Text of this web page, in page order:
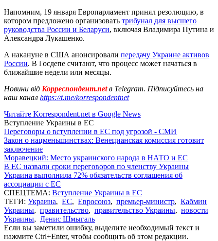
Напомним, 19 января Европарламент принял резолюцию, в
котором предложено организовать трибунал для высшего
руководства России и Беларуси, включая Владимира Путина и
Александра Лукашенко.
А накануне в США анонсировали передачу Украине активов
России. В Госдепе считают, что процесс может начаться в
ближайшие недели или месяцы.
Новини від Корреспондент.netв Telegram. Підписуйтесь на
наш канал https://t.me/korrespondentnet
Читайте Korrespondent.net в Google News
Вступление Украины в ЕС
Переговоры о вступлении в ЕС под угрозой - СМИ
Закон о нацменьшинствах: Венецианская комиссия готовит
заключение
Моравецкий: Место украинского народа в НАТО и ЕС
В ЕС назвали сроки переговоров по членству Украины
Украина выполнила 72% обязательств соглашения об
ассоциации с ЕС
СПЕЦТЕМА: Вступление Украины в ЕС
ТЕГИ: Украина, ЕС, Евросоюз, премьер-министр, Кабмин
Украины, правительство, правительство Украины, новости
Украины, Денис Шмыгаль
Если вы заметили ошибку, выделите необходимый текст и
нажмите Ctrl+Enter, чтобы сообщить об этом редакции.